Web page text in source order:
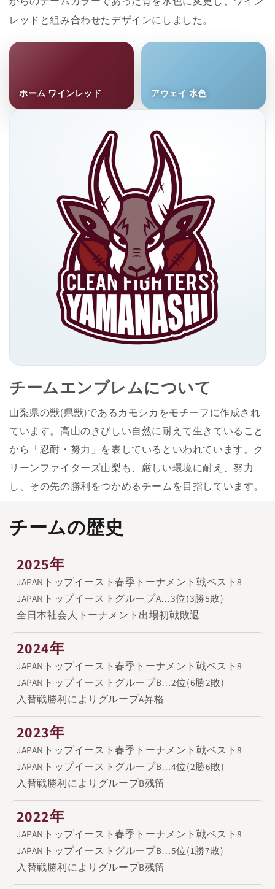
レッドと組み合わせたデザインにしました。
ホーム ワインレッド アウェイ 水色
チームエンブレムについて
山梨県の獣(県獣)であるカモシカをモチーフに作成され
ています。高山のきびしい自然に耐えて生きていること
から「忍耐・努力」を表しているといわれています。ク
リーンファイターズ山梨も、厳しい環境に耐え、努力
し、その先の勝利をつかめるチームを目指しています。
チームの歴史
2025年
JAPANトップイースト春季トーナメント戦ベスト8
JAPANトップイーストグループA…3位(3勝5敗)
全日本社会人トーナメント出場初戦敗退
2024年
JAPANトップイースト春季トーナメント戦ベスト8
JAPANトップイーストグループB…2位(6勝2敗)
入替戦勝利によりグループA昇格
2023年
JAPANトップイースト春季トーナメント戦ベスト8
JAPANトップイーストグループB…4位(2勝6敗)
入替戦勝利によりグループB残留
2022年
JAPANトップイースト春季トーナメント戦ベスト8
JAPANトップイーストグループB…5位(1勝7敗)
入替戦勝利によりグループB残留